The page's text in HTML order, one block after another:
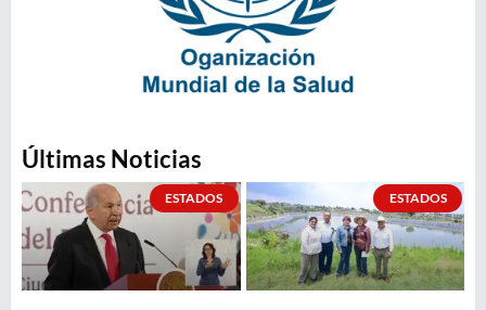
Últimas Noticias
ESTADOS ESTADOS